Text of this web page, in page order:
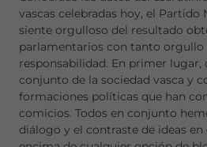
vascas celebradas hoy, el Partido
siente orgulloso del resultado
parlamentarios con tanto
responsabilidad. En primer
conjunto de la sociedad vasca y
formaciones políticas que han
comicios. Todos en conjunto
diálogo y el contraste de ideas en